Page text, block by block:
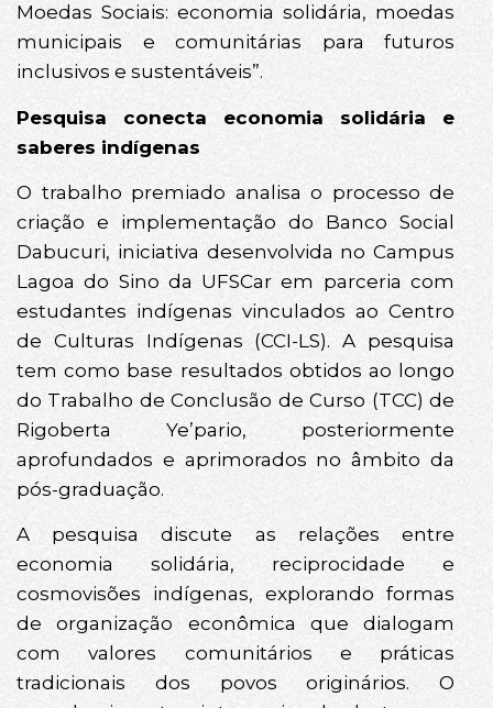
Moedas Sociais: economia solidária, moedas
municipais e comunitárias para futuros
inclusivos e sustentáveis”.
Pesquisa conecta economia solidária e
saberes indígenas
O trabalho premiado analisa o processo de
criação e implementação do Banco Social
Dabucuri, iniciativa desenvolvida no Campus
Lagoa do Sino da UFSCar em parceria com
estudantes indígenas vinculados ao Centro
de Culturas Indígenas (CCI-LS). A pesquisa
tem como base resultados obtidos ao longo
do Trabalho de Conclusão de Curso (TCC) de
Rigoberta Ye’pario, posteriormente
aprofundados e aprimorados no âmbito da
pós-graduação.
A pesquisa discute as relações entre
economia solidária, reciprocidade e
cosmovisões indígenas, explorando formas
de organização econômica que dialogam
com valores comunitários e práticas
tradicionais dos povos originários. O